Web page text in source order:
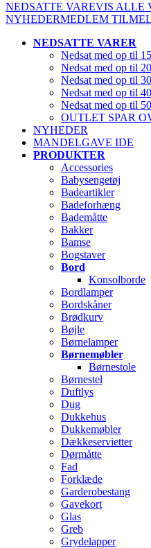
NEDSATTE VAREVIS ALLE
NYHEDERMEDLEM
NEDSATTE VARER
Nedsat med op til
Nedsat med op til
Nedsat med op til
Nedsat med op til
Nedsat med op til
OUTLET SPAR
NYHEDER
MANDELGAVE IDE
PRODUKTER
Accessories
Babysengetøj
Badeartikler
Badeforhæng
Bademåtte
Bakker
Bamse
Bogstaver
Bord
Konsolborde
Bordlamper
Bordskåner
Brødkurv
Bøjle
Børnelamper
Børnemøbler
Børnestole
Børnestel
Duftlys
Dug
Dukkehus
Dukkemøbler
Dækkeservietter
Dørmåtte
Fad
Forklæde
Garderobestang
Gavekort
Glas
Greb
Grydelapper